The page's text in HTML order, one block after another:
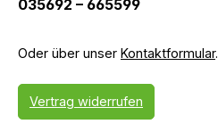
035692 – 665599
Oder über unser Kontaktformular.
Vertrag widerrufen